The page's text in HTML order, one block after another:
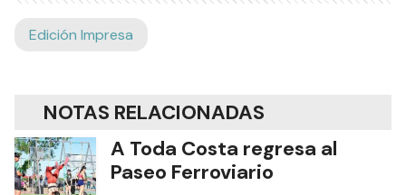
Edición Impresa
NOTAS RELACIONADAS
A Toda Costa regresa al
Paseo Ferroviario